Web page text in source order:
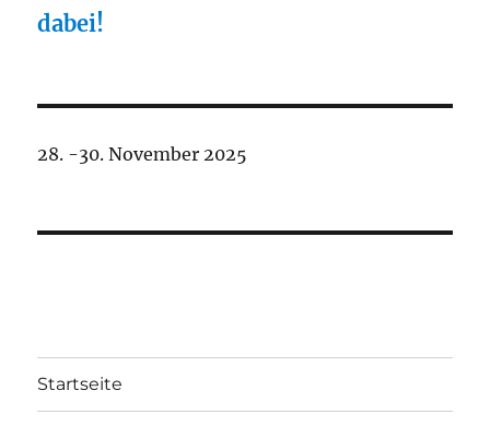
dabei!
28. -30. November 2025
Startseite